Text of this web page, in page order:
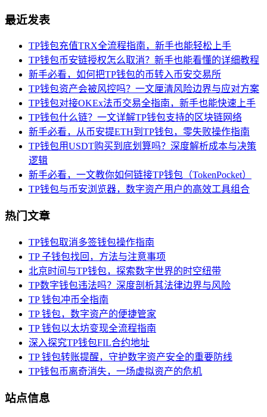
最近发表
TP钱包充值TRX全流程指南，新手也能轻松上手
TP钱包币安链授权怎么取消？新手也能看懂的详细教程
新手必看，如何把TP钱包的币转入币安交易所
TP钱包资产会被风控吗？一文厘清风险边界与应对方案
TP钱包对接OKEx法币交易全指南，新手也能快速上手
TP钱包什么链？一文详解TP钱包支持的区块链网络
新手必看，从币安提ETH到TP钱包，零失败操作指南
TP钱包用USDT购买到底划算吗？深度解析成本与决策
逻辑
新手必看，一文教你如何链接TP钱包（TokenPocket）
TP钱包与币安浏览器，数字资产用户的高效工具组合
热门文章
TP钱包取消多签钱包操作指南
TP 子钱包找回，方法与注意事项
北京时间与TP钱包，探索数字世界的时空纽带
TP数字钱包违法吗？深度剖析其法律边界与风险
TP 钱包冲币全指南
TP 钱包，数字资产的便捷管家
TP 钱包以太坊变现全流程指南
深入探究TP钱包FIL合约地址
TP 钱包转账提醒，守护数字资产安全的重要防线
TP钱包币离奇消失，一场虚拟资产的危机
站点信息